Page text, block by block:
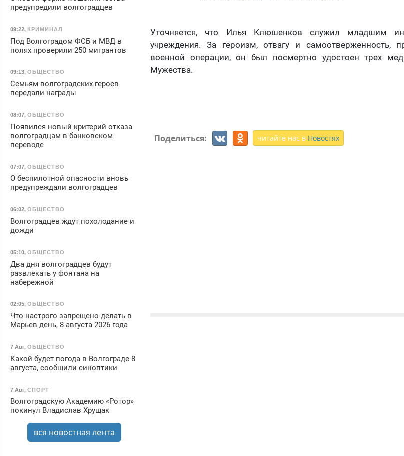
Уточняется, что Илья Клюшенков служил младшим
учреждения. За героизм, отвагу и самоотверженность,
военной операции, он был посмертно удостоен трех
Мужества.
Поделиться: читайте нас в Новостях
предупредили волгоградцев
09:22, КРИМИНАЛ
Под Волгоградом ФСБ и МВД в
полях проверили 250 мигрантов
09:13, ОБЩЕСТВО
Семьям волгоградских героев
передали награды
08:07, ОБЩЕСТВО
Появился новый критерий отказа
волгоградцам в банковском
переводе
07:07, ОБЩЕСТВО
О беспилотной опасности вновь
предупреждали волгоградцев
06:02, ОБЩЕСТВО
Волгоградцев ждут похолодание и
дожди
05:10, ОБЩЕСТВО
Два дня волгоградцев будут
развлекать у фонтана на
набережной
02:05, ОБЩЕСТВО
Что настрого запрещено делать в
Марьев день, 8 августа 2026 года
7 Авг, ОБЩЕСТВО
Какой будет погода в Волгограде 8
августа, сообщили синоптики
7 Авг, СПОРТ
Волгоградскую Академию «Ротор»
покинул Владислав Хрущак
вся новостная лента